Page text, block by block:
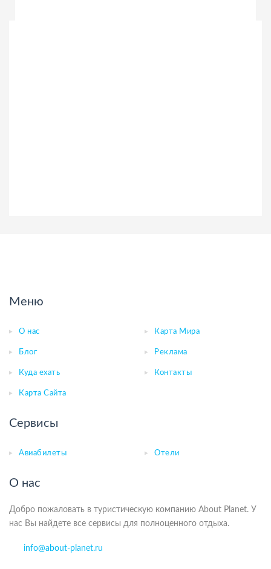
Меню
О нас Карта Мира
Блог Реклама
Куда ехать Контакты
Карта Сайта
Сервисы
Авиабилеты Отели
О нас
Добро пожаловать в туристическую компанию About Planet. У
нас Вы найдете все сервисы для полноценного отдыха.
info@about-planet.ru